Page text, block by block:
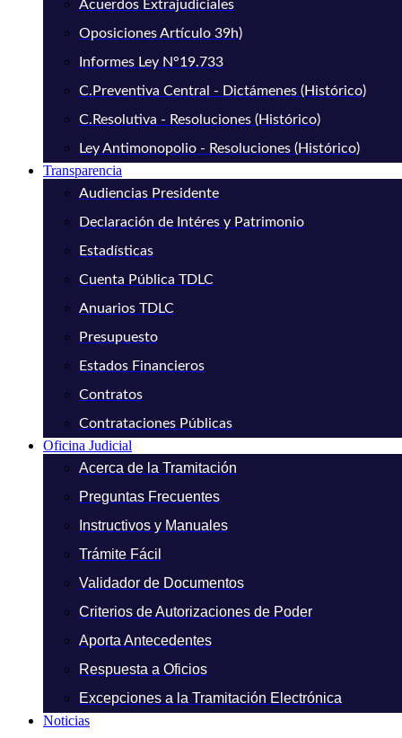
Acuerdos Extrajudiciales
Oposiciones Artículo 39h)
Informes Ley N°19.733
C.Preventiva Central - Dictámenes (Histórico)
C.Resolutiva - Resoluciones (Histórico)
Ley Antimonopolio - Resoluciones (Histórico)
Transparencia
Audiencias Presidente
Declaración de Intéres y Patrimonio
Estadísticas
Cuenta Pública TDLC
Anuarios TDLC
Presupuesto
Estados Financieros
Contratos
Contrataciones Públicas
Oficina Judicial
Acerca de la Tramitación
Preguntas Frecuentes
Instructivos y Manuales
Trámite Fácil
Validador de Documentos
Criterios de Autorizaciones de Poder
Aporta Antecedentes
Respuesta a Oficios
Excepciones a la Tramitación Electrónica
Noticias